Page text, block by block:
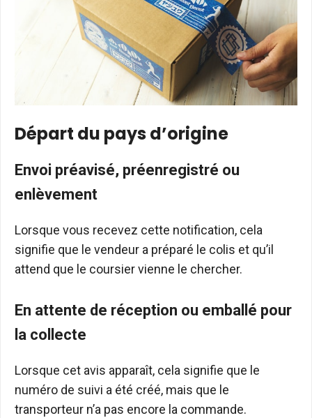
Départ du pays d’origine
Envoi préavisé, préenregistré ou
enlèvement
Lorsque vous recevez cette notification, cela
signifie que le vendeur a préparé le colis et qu’il
attend que le coursier vienne le chercher.
En attente de réception ou emballé pour
la collecte
Lorsque cet avis apparaît, cela signifie que le
numéro de suivi a été créé, mais que le
transporteur n’a pas encore la commande.